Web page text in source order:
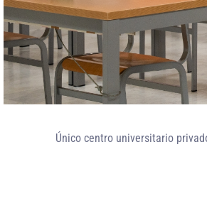
Único centro universitario